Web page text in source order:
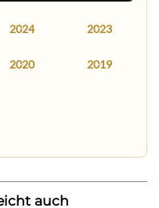
2024 2023
2020 2019
auch